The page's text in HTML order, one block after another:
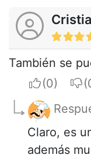
También se
I
I
Claro, es
además